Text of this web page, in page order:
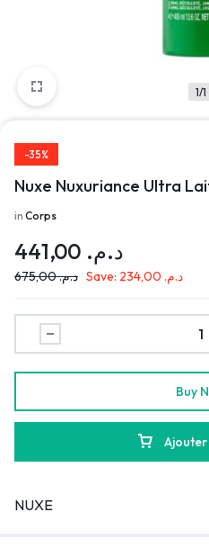
1/1
-35%
Nuxe Nuxuriance Ultra
in Corps
د.م.
د.م.675,00 Save: د.م.
Buy
NUXE